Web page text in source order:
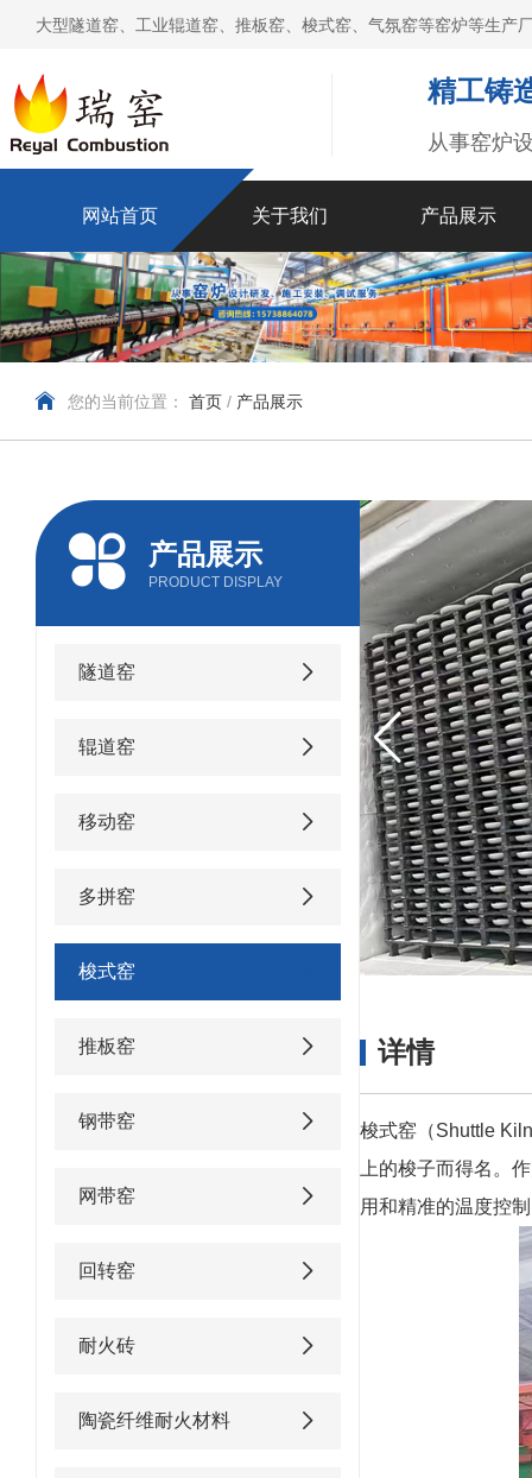
大型隧道窑、工业辊道窑、推板窑、梭式窑、气氛窑等窑炉等生产
精工铸
从事窑炉
网站首页 关于我们 产品展示
您的当前位置： 首页 / 产品展示
产品展示
PRODUCT DISPLAY
隧道窑
辊道窑
移动窑
多拼窑
梭式窑
推板窑
钢带窑
网带窑
回转窑
耐火砖
陶瓷纤维耐火材料
详情
梭式窑（Shuttle
上的梭子而得名。
用和精准的温度控